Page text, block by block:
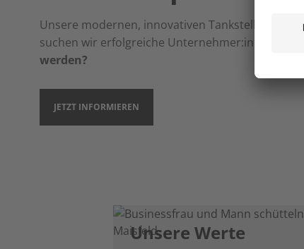
Unsere modernen, innovativen Tankstellen
suchen wir erfolgreiche Unternehmer:innen, die
werden?
JETZT INFORMIEREN
Unsere Werte